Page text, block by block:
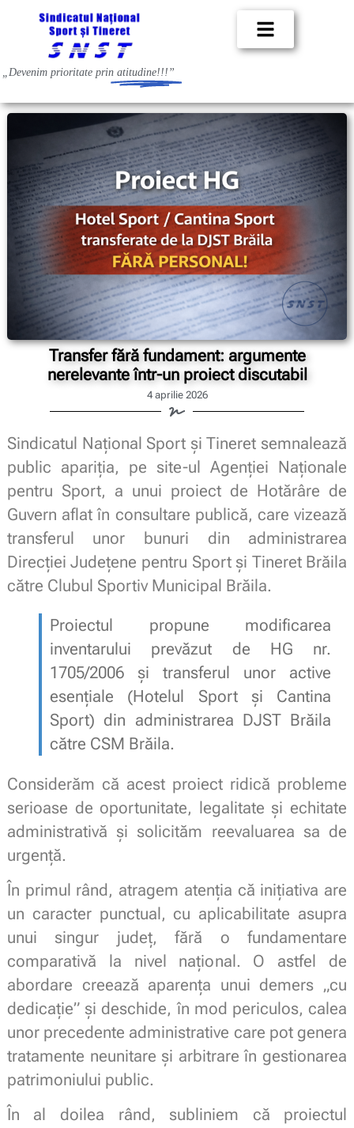
„Devenim prioritate prin atitudine!!!”
Transfer fără fundament: argumente
nerelevante într-un proiect discutabil
4 aprilie 2026
Sindicatul Național Sport și Tineret semnalează
public apariția, pe site-ul Agenției Naționale
pentru Sport, a unui proiect de Hotărâre de
Guvern aflat în consultare publică, care vizează
transferul unor bunuri din administrarea
Direcției Județene pentru Sport și Tineret Brăila
către Clubul Sportiv Municipal Brăila.
Proiectul propune modificarea
inventarului prevăzut de HG nr.
1705/2006 și transferul unor active
esențiale (Hotelul Sport și Cantina
Sport) din administrarea DJST Brăila
către CSM Brăila.
Considerăm că acest proiect ridică probleme
serioase de oportunitate, legalitate și echitate
administrativă și solicităm reevaluarea sa de
urgență.
În primul rând, atragem atenția că inițiativa are
un caracter punctual, cu aplicabilitate asupra
unui singur județ, fără o fundamentare
comparativă la nivel național. O astfel de
abordare creează aparența unui demers „cu
dedicație” și deschide, în mod periculos, calea
unor precedente administrative care pot genera
tratamente neunitare și arbitrare în gestionarea
patrimoniului public.
În al doilea rând, subliniem că proiectul